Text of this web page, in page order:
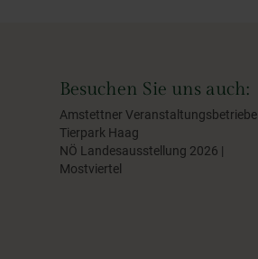
Besuchen Sie uns auch:
Amstettner Veranstaltungsbetriebe
Tierpark Haag
NÖ Landesausstellung 2026 |
Mostviertel